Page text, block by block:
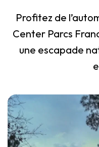
Profitez de
Center Parcs
une escapade